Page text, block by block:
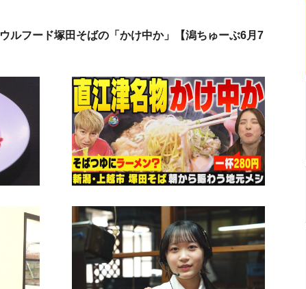
ルフード塚田そばの「かけ中か」【潟ちゅーぶ6月7